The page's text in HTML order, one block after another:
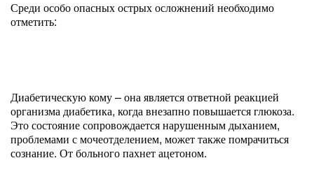
Среди особо опасных острых осложнений необходимо
отметить:
Диабетическую кому – она является ответной реакцией
организма диабетика, когда внезапно повышается глюкоза.
Это состояние сопровождается нарушенным дыханием,
проблемами с мочеотделением, может также помрачиться
сознание. От больного пахнет ацетоном.